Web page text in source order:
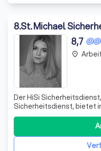
8.St. Michael
8,7
Der HiSi
Sicherheitsdienst, bietet
Hildesheimer Börde
Veranstaltungsschutz.
FeGu Festival Guards,
großen Events wie dem
place